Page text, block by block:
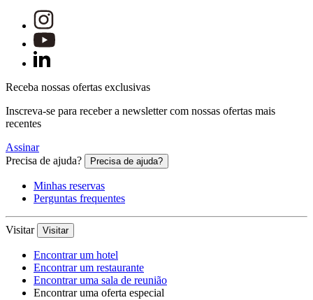
Receba nossas ofertas exclusivas
Inscreva-se para receber a newsletter com nossas ofertas mais
recentes
Assinar
Precisa de ajuda?
Precisa de ajuda?
Minhas reservas
Perguntas frequentes
Visitar Visitar
Encontrar um hotel
Encontrar um restaurante
Encontrar uma sala de reunião
Encontrar uma oferta especial